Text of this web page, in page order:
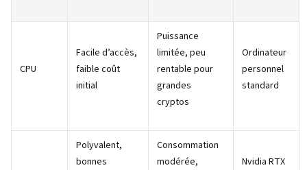
CPU
Facile d’accès,
faible coût
initial
Puissance
limitée, peu
rentable pour
grandes
cryptos
Ordinateur
personnel
standard
Polyvalent,
bonnes
Consommation
modérée,
Nvidia RTX